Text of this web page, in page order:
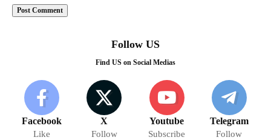
Follow US
Find US on Social Medias
Facebook
Like
X
Follow
Youtube
Subscribe
Telegram
Follow